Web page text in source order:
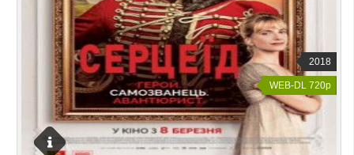
2018
WEB-DL 720p